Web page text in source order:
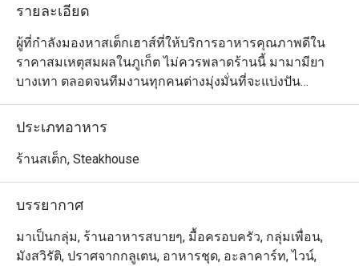
รายละเอียด
ผู้ที่กำลังมองหาสเต็กเฮาส์ที่ให้บริการอาหารคุณภาพดีใน
ราคาสมเหตุสมผลในภูเก็ต ไม่ควรพลาดร้านนี้ มามามียา
บางเทา ตลอดจนทีมงานทุกคนต่างมุ่งมั่นที่จะแบ่งปัน
ประสบการณ์และความเชี่ยวชาญในการปรุงอาหารและการ
บริการที่่ทางร้านสะสมมายาวนานถึง 25 ปีให้กับลูกค้าทุก
รสชาติจากทั่วโลก ที่ทางร้านออกแบบมาอย่างลงตัวทั้งแบบ
กันเอง และพนักงานก็มีความเอาใจใส่และเป็นมืออาชีพมาก
ประเภทอาหาร
ร้านสเต็ก, Steakhouse
บรรยากาศ
มาเป็นกลุ่ม, ร้านอาหารสบายๆ, มื้อครอบครัว, กลุ่มเพื่อน,
มังสวิรัติ, ปราศจากกลูเตน, อาหารชุด, อะลาคาร์ท, ไวน์,